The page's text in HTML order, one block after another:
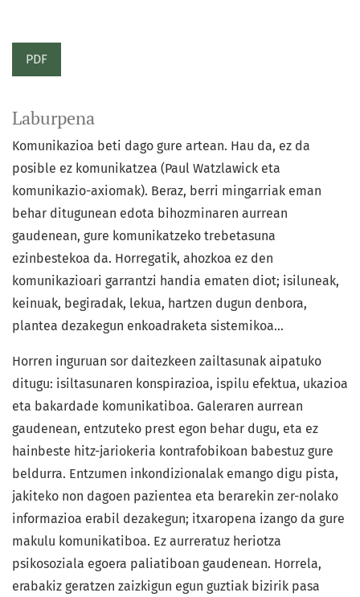
PDF
Laburpena
Komunikazioa beti dago gure artean. Hau da, ez da
posible ez komunikatzea (Paul Watzlawick eta
komunikazio-axiomak). Beraz, berri mingarriak eman
behar ditugunean edota bihozminaren aurrean
gaudenean, gure komunikatzeko trebetasuna
ezinbestekoa da. Horregatik, ahozkoa ez den
komunikazioari garrantzi handia ematen diot; isiluneak,
keinuak, begiradak, lekua, hartzen dugun denbora,
plantea dezakegun enkoadraketa sistemikoa…
Horren inguruan sor daitezkeen zailtasunak aipatuko
ditugu: isiltasunaren konspirazioa, ispilu efektua, ukazioa
eta bakardade komunikatiboa. Galeraren aurrean
gaudenean, entzuteko prest egon behar dugu, eta ez
hainbeste hitz-jariokeria kontrafobikoan babestuz gure
beldurra. Entzumen inkondizionalak emango digu pista,
jakiteko non dagoen pazientea eta berarekin zer-nolako
informazioa erabil dezakegun; itxaropena izango da gure
makulu komunikatiboa. Ez aurreratuz heriotza
psikosoziala egoera paliatiboan gaudenean. Horrela,
erabakiz geratzen zaizkigun egun guztiak bizirik pasa